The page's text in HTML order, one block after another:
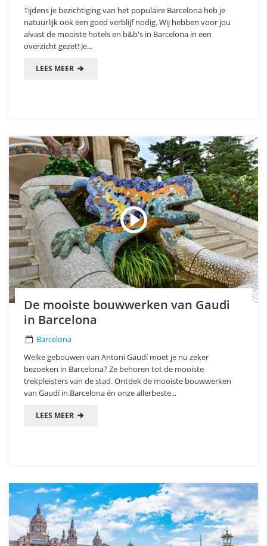
Tijdens je bezichtiging van het populaire Barcelona heb je
natuurlijk ook een goed verblijf nodig. Wij hebben voor jou
alvast de mooiste hotels en b&b's in Barcelona in een
overzicht gezet! Je...
LEES MEER
De mooiste bouwwerken van Gaudi
in Barcelona
Barcelona
Welke gebouwen van Antoni Gaudí moet je nu zeker
bezoeken in Barcelona? Ze behoren tot de mooiste
trekpleisters van de stad. Ontdek de mooiste bouwwerken
van Gaudí in Barcelona én onze allerbeste...
LEES MEER